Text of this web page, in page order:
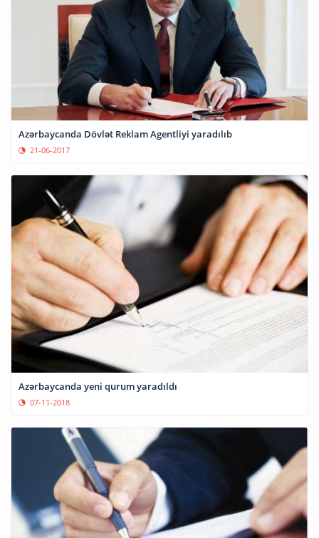
Azərbaycanda Dövlət Reklam Agentliyi yaradılıb
21-06-2017
Azərbaycanda yeni qurum yaradıldı
07-11-2018